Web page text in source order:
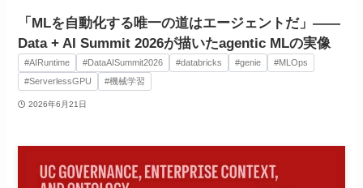
「MLを自動化する唯一の道はエージェントだ」——
Data + AI Summit 2026が描いたagentic MLの実像
#AIRuntime #DataAISummit2026 #databricks #genie
#MLOps
#ServerlessGPU
#機械学習
2026年6月21日